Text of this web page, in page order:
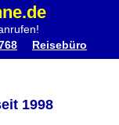
Reisebüro
1998